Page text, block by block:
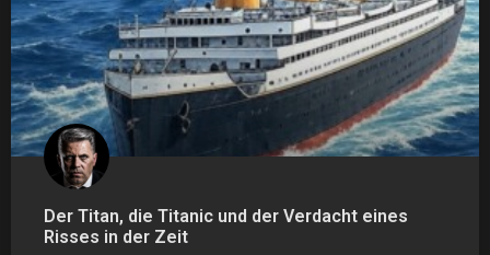
Der Titan, die Titanic und der Verdacht eines
Risses in der Zeit